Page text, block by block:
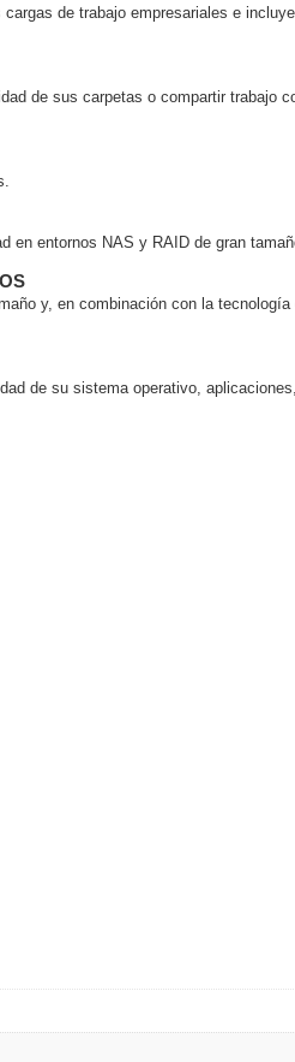
de trabajo empresariales e
de sus carpetas o compartir trabajo
en entornos NAS y RAID de gran
y, en combinación con la tecnología
de su sistema operativo,